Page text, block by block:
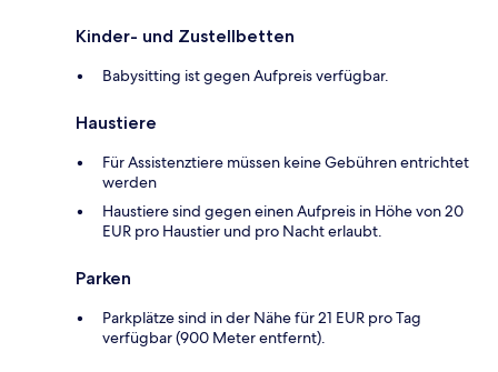
Kinder- und Zustellbetten
Babysitting ist gegen Aufpreis verfügbar.
Haustiere
Für Assistenztiere müssen keine Gebühren entrichtet
werden
Haustiere sind gegen einen Aufpreis in Höhe von 20
EUR pro Haustier und pro Nacht erlaubt.
Parken
Parkplätze sind in der Nähe für 21 EUR pro Tag
verfügbar (900 Meter entfernt).